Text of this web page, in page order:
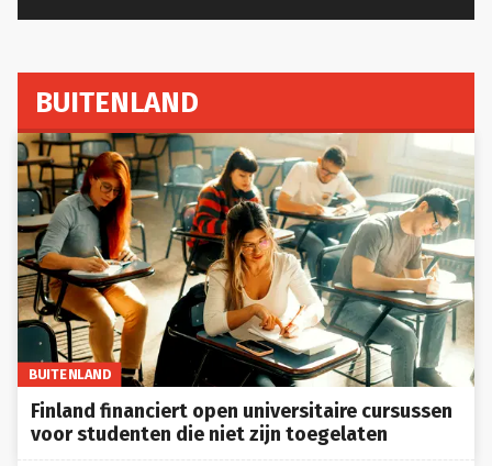
BUITENLAND
BUITENLAND
Finland financiert open universitaire cursussen
voor studenten die niet zijn toegelaten